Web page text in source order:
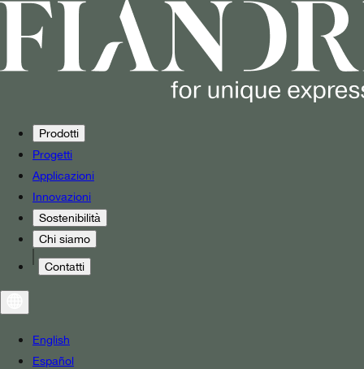
Prodotti
Progetti
Applicazioni
Innovazioni
Sostenibilità
Chi siamo
Contatti
English
Español